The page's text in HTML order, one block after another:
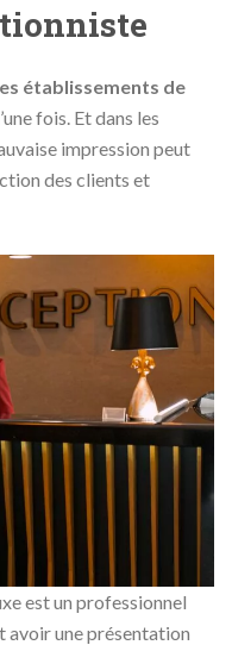
établissements de
fois. Et dans les
impression peut
des clients et
est un professionnel
avoir une présentation